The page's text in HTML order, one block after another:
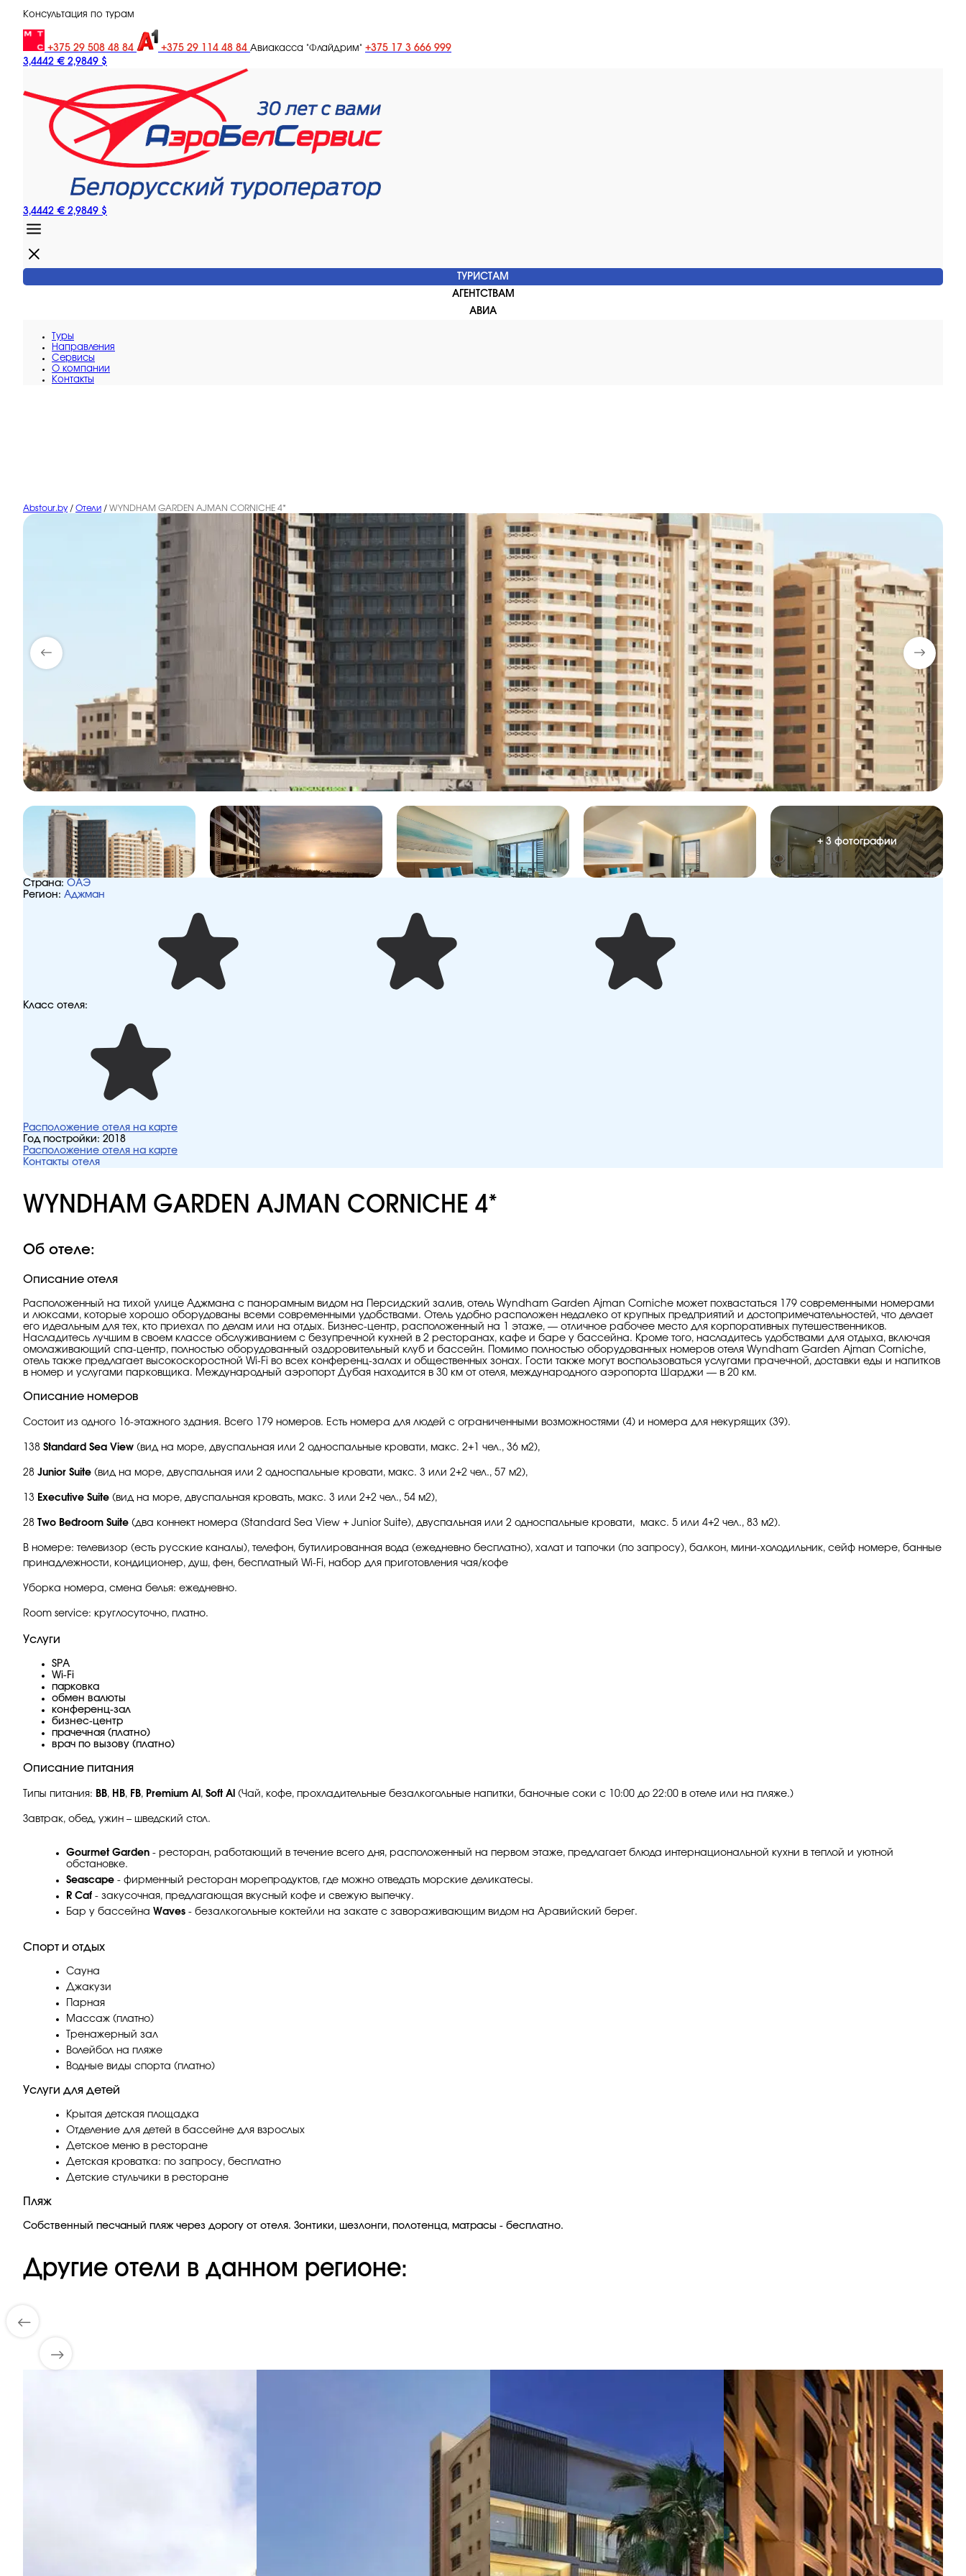
Консультация по турам
+375 29 508 48 84 +375 29 114 48 84 Авиакасса "Флайдрим" +375 17 3 666 999
3,4442 € 2,9849 $
3,4442 € 2,9849 $
ТУРИСТАМ
АГЕНТСТВАМ
АВИА
Туры
Направления
Сервисы
O компании
Контакты
Abstour.by / Отели / WYNDHAM GARDEN AJMAN CORNICHE 4*
+ 3 фотографии
Страна: ОАЭ
Регион: Аджман
Класс отеля:
Расположение отеля на карте
Год постройки: 2018
Расположение отеля на карте
Контакты отеля
WYNDHAM GARDEN AJMAN CORNICHE 4*
Об отеле:
Описание отеля
Расположенный на тихой улице Аджмана с панорамным видом на Персидский залив, отель Wyndham Garden Ajman Corniche может похвастаться 179 современными номерами
и люксами, которые хорошо оборудованы всеми современными удобствами. Отель удобно расположен недалеко от крупных предприятий и достопримечательностей, что делает
его идеальным для тех, кто приехал по делам или на отдых. Бизнес-центр, расположенный на 1 этаже, — отличное рабочее место для корпоративных путешественников.
Насладитесь лучшим в своем классе обслуживанием с безупречной кухней в 2 ресторанах, кафе и баре у бассейна. Кроме того, насладитесь удобствами для отдыха, включая
омолаживающий спа-центр, полностью оборудованный оздоровительный клуб и бассейн. Помимо полностью оборудованных номеров отеля Wyndham Garden Ajman Corniche,
отель также предлагает высокоскоростной Wi-Fi во всех конференц-залах и общественных зонах. Гости также могут воспользоваться услугами прачечной, доставки еды и напитков
в номер и услугами парковщика. Международный аэропорт Дубая находится в 30 км от отеля, международного аэропорта Шарджи — в 20 км.
Описание номеров
Состоит из одного 16-этажного здания. Всего 179 номеров. Есть номера для людей с ограниченными возможностями (4) и номера для некурящих (39).
138 Standard Sea View (вид на море, двуспальная или 2 односпальные кровати, макс. 2+1 чел., 36 м2),
28 Junior Suite (вид на море, двуспальная или 2 односпальные кровати, макс. 3 или 2+2 чел., 57 м2),
13 Executive Suite (вид на море, двуспальная кровать, макс. 3 или 2+2 чел., 54 м2),
28 Two Bedroom Suite (два коннект номера (Standard Sea View + Junior Suite), двуспальная или 2 односпальные кровати, макс. 5 или 4+2 чел., 83 м2).
В номере: телевизор (есть русские каналы), телефон, бутилированная вода (ежедневно бесплатно), халат и тапочки (по запросу), балкон, мини-холодильник, сейф номере, банные
принадлежности, кондиционер, душ, фен, бесплатный Wi-Fi, набор для приготовления чая/кофе
Уборка номера, смена белья: ежедневно.
Room service: круглосуточно, платно.
Услуги
SPA
Wi-Fi
парковка
обмен валюты
конференц-зал
бизнес-центр
прачечная (платно)
врач по вызову (платно)
Описание питания
Типы питания: BB, HB, FB, Premium Al , Soft Al (Чай, кофе, прохладительные безалкогольные напитки, баночные соки с 10:00 до 22:00 в отеле или на пляже.)
Завтрак, обед, ужин – шведский стол.
Gourmet Garden - ресторан, работающий в течение всего дня, расположенный на первом этаже, предлагает блюда интернациональной кухни в теплой и уютной
обстановке.
Seascape - фирменный ресторан морепродуктов, где можно отведать морские деликатесы.
R Caf - закусочная, предлагающая вкусный кофе и свежую выпечку.
Бар у бассейна Waves - безалкогольные коктейли на закате с завораживающим видом на Аравийский берег.
Спорт и отдых
Сауна
Джакузи
Парная
Массаж (платно)
Тренажерный зал
Волейбол на пляже
Водные виды спорта (платно)
Услуги для детей
Крытая детская площадка
Отделение для детей в бассейне для взрослых
Детское меню в ресторане
Детская кроватка: по запросу, бесплатно
Детские стульчики в ресторане
Пляж
Собственный песчаный пляж через дорогу от отеля. Зонтики, шезлонги, полотенца, матрасы - бесплатно.
Другие отели в данном регионе: